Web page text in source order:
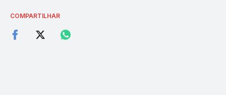
COMPARTILHAR